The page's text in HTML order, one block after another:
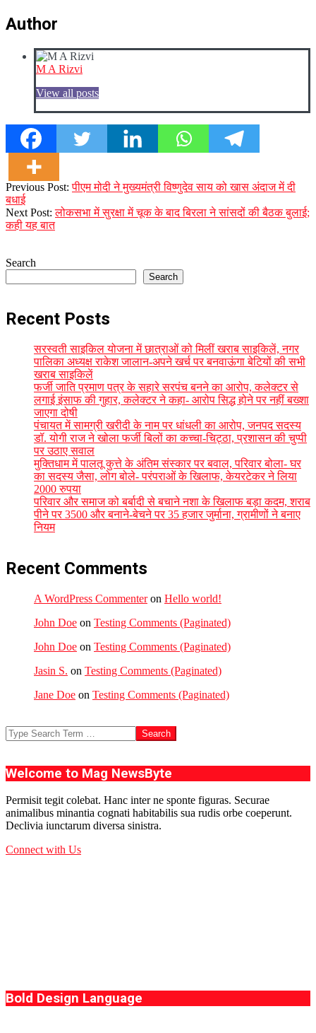
Author
M A Rizvi
View all posts
2023-
12-
13
Previous Post:पीएम मोदी ने मुख्यमंत्री विष्णुदेव साय को खास अंदाज में दी
बधाई
Next Post:लोकसभा में सुरक्षा में चूक के बाद बिरला ने सांसदों की बैठक बुलाई;
कही यह बात
Search
Search
Recent Posts
सरस्वती साइकिल योजना में छात्राओं को मिलीं खराब साइकिलें, नगर
पालिका अध्यक्ष राकेश जालान-अपने खर्च पर बनवाऊंगा बेटियों की सभी
खराब साइकिलें
फर्जी जाति प्रमाण पत्र के सहारे सरपंच बनने का आरोप, कलेक्टर से
लगाई इंसाफ की गुहार, कलेक्टर ने कहा- आरोप सिद्ध होने पर नहीं बख्शा
जाएगा दोषी
पंचायत में सामग्री खरीदी के नाम पर धांधली का आरोप, जनपद सदस्य
डॉ. योगी राज ने खोला फर्जी बिलों का कच्चा-चिट्ठा, प्रशासन की चुप्पी
पर उठाए सवाल
मुक्तिधाम में पालतू कुत्ते के अंतिम संस्कार पर बवाल, परिवार बोला- घर
का सदस्य जैसा, लोग बोले- परंपराओं के खिलाफ, केयरटेकर ने लिया
2000 रुपया
परिवार और समाज को बर्बादी से बचाने नशा के खिलाफ बड़ा कदम, शराब
पीने पर 3500 और बनाने-बेचने पर 35 हजार जुर्माना, ग्रामीणों ने बनाए
नियम
Recent Comments
A WordPress Commenteron Hello world!
John Doe on Testing Comments (Paginated)
John Doe on Testing Comments (Paginated)
Jasin S. on Testing Comments (Paginated)
Jane Doe on Testing Comments (Paginated)
Search
Welcome to Mag NewsByte
Permisit tegit colebat. Hanc inter ne sponte figuras. Securae
animalibus minantia cognati habitabilis sua rudis orbe coeperunt.
Declivia iunctarum diversa sinistra.
Connect with Us
Bold Design Language